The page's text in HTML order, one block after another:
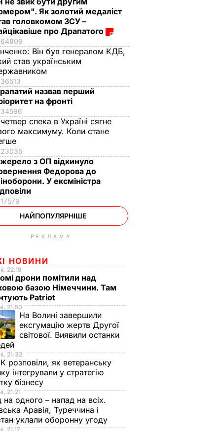
Як золотий медаліст
головкомом ЗСУ –
про Драпатого
64809
Він був генералом КДБ,
став українським
36513
назвав перший
на фронті
34596
спека в Україні сягне
максимуму. Коли стане
23035
з ОП відкинуло
Федорова до
У ексміністра
17579
НАЙПОПУЛЯРНІШЕ
РЕКЛАМА
НОВИНИ
22.19
дрони помітили над
базою Німеччини. Там
Patriot
21.50
На Волині завершили
ексгумацію жертв Другої
світової. Виявили останки
21.32
розповіли, як ветеранську
інтегрували у стратегію
бізнесу
21.21
на одного – напад на всіх.
Аравія, Туреччина і
уклали оборонну угоду
21.17